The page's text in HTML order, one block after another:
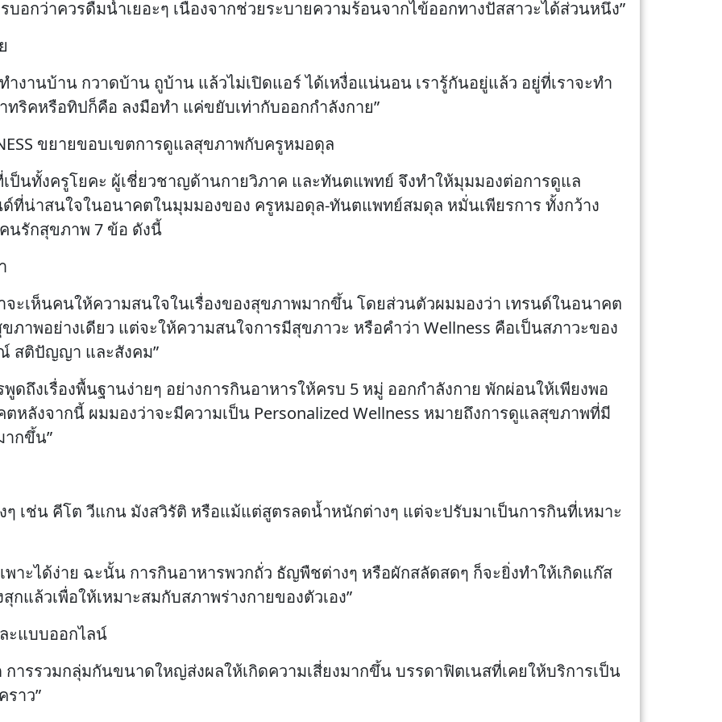
บอกว่าควรดื่มน้ำเยอะๆ เนื่องจากช่วยระบายความร้อนจากไข้ออกทางปัสสาวะได้ส่วนหนึ่ง”
ำงานบ้าน กวาดบ้าน ถูบ้าน แล้วไม่เปิดแอร์ ได้เหงื่อแน่นอน เรารู้กันอยู่แล้ว อยู่ที่เราจะทำ
ทริคหรือทิปก็คือ ลงมือทำ แค่ขยับเท่ากับออกกำลังกาย”
ขยายขอบเขตการดูแลสุขภาพกับครูหมอดุล
ป็นทั้งครูโยคะ ผู้เชี่ยวชาญด้านกายวิภาค และทันตแพทย์ จึงทำให้มุมมองต่อการดูแล
ที่น่าสนใจในอนาคตในมุมมองของ ครูหมอดุล-ทันตแพทย์สมดุล หมั่นเพียรการ ทั้งกว้าง
นรักสุขภาพ 7 ข้อ ดังนี้
จะเห็นคนให้ความสนใจในเรื่องของสุขภาพมากขึ้น โดยส่วนตัวผมมองว่า เทรนด์ในอนาคต
าพอย่างเดียว แต่จะให้ความสนใจการมีสุขภาวะ หรือคำว่า Wellness คือเป็นสภาวะของ
สติปัญญา และสังคม”
ดถึงเรื่องพื้นฐานง่ายๆ อย่างการกินอาหารให้ครบ 5 หมู่ ออกกำลังกาย พักผ่อนให้เพียงพอ
หลังจากนี้ ผมมองว่าจะมีความเป็น Personalized Wellness หมายถึงการดูแลสุขภาพที่มี
ากขึ้น”
เช่น คีโต วีแกน มังสวิรัติ หรือแม้แต่สูตรลดน้ำหนักต่างๆ แต่จะปรับมาเป็นการกินที่เหมาะ
พาะได้ง่าย ฉะนั้น การกินอาหารพวกถั่ว ธัญพืชต่างๆ หรือผักสลัดสดๆ ก็จะยิ่งทำให้เกิดแก๊ส
แล้วเพื่อให้เหมาะสมกับสภาพร่างกายของตัวเอง”
ะแบบออกไลน์
การรวมกลุ่มกันขนาดใหญ่ส่งผลให้เกิดความเสี่ยงมากขึ้น บรรดาฟิตเนสที่เคยให้บริการเป็น
าว”